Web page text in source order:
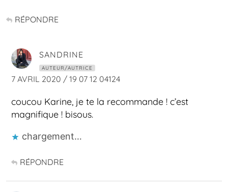
RÉPONDRE
SANDRINE
AUTEUR/AUTRICE
7 AVRIL 2020 / 19 07 12 04124
coucou Karine, je te la recommande ! c’est
magnifique ! bisous.
chargement…
RÉPONDRE